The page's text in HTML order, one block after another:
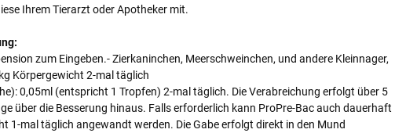
Ihrem Tierarzt oder Apotheker mit.
zum Eingeben.- Zierkaninchen, Meerschweinchen, und andere Kleinnager,
Körpergewicht 2-mal täglich
0,05ml (entspricht 1 Tropfen) 2-mal täglich. Die Verabreichung erfolgt über 5
über die Besserung hinaus. Falls erforderlich kann ProPre-Bac auch dauerhaft
1-mal täglich angewandt werden. Die Gabe erfolgt direkt in den Mund